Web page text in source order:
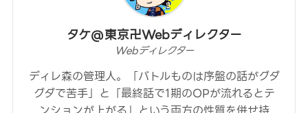
タケ@東京卍Webディレクター
Webディレクター
ディレ森の管理人。「バトルものは序盤の話がグダ
グダで苦手」と「最終話で1期のOPが流れるとテ